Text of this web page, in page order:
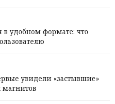
удобном формате: что
увидели «застывшие»